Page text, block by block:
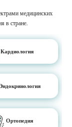
медицинских
в стране.
Кардиология
Ортопедия